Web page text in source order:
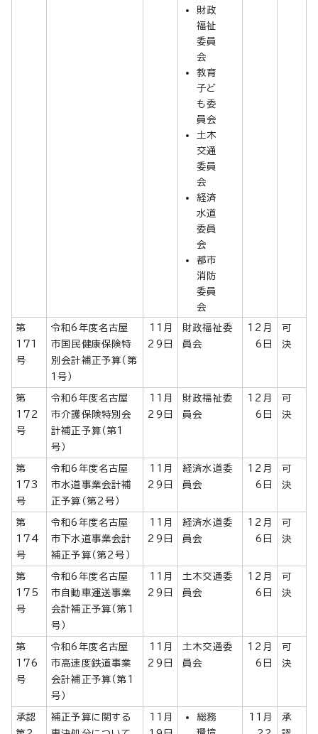
財政
福祉
委員
会
教育
子ど
も委
員会
土木
交通
委員
会
経済
水道
委員
会
都市
消防
委員
会
第
171
号
令和6年度名古屋
市国民健康保険特
別会計補正予算（第
1号）
11月
29日
財政福祉委
員会
12月
6日
可
決
第
172
号
令和6年度名古屋
市介護保険特別会
計補正予算（第1
号）
11月
29日
財政福祉委
員会
12月
6日
可
決
第
173
号
令和6年度名古屋
市水道事業会計補
正予算（第2号）
11月
29日
経済水道委
員会
12月
6日
可
決
第
174
号
令和6年度名古屋
市下水道事業会計
補正予算（第2号）
11月
29日
経済水道委
員会
12月
6日
可
決
第
175
号
令和6年度名古屋
市自動車運送事業
会計補正予算（第1
号）
11月
29日
土木交通委
員会
12月
6日
可
決
第
176
号
令和6年度名古屋
市高速度鉄道事業
会計補正予算（第1
号）
11月
29日
土木交通委
員会
12月
6日
可
決
承認
補正予算に関する
11月
総務
11月
承